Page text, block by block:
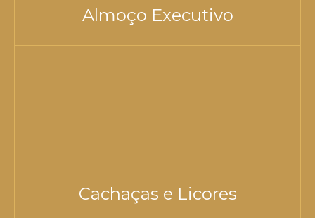
Almoço Executivo
Cachaças e Licores